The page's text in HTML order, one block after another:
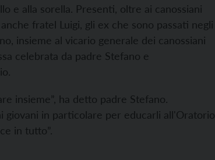
e alla sorella. Presenti, oltre ai canossiani
fratel Luigi, gli ex che sono passati negli
insieme al vicario generale dei canossiani
celebrata da padre Stefano e
insieme”, ha detto padre Stefano.
giovani in particolare per educarli all'Oratorio
in tutto”.